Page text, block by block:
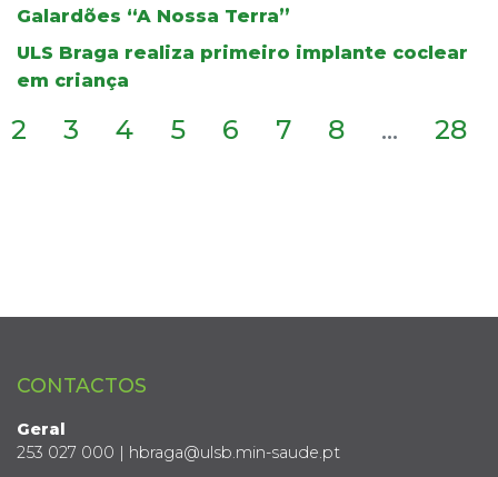
Galardões “A Nossa Terra”
ULS Braga realiza primeiro implante coclear
em criança
2 3 4 5 6 7 8 ... 28
CONTACTOS
Geral
253 027 000 | hbraga@ulsb.min-saude.pt